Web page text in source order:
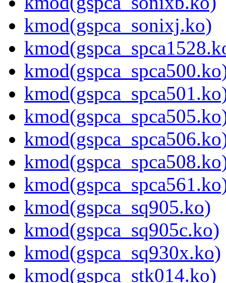
kmod(gspca_sonixj.ko)
kmod(gspca_sq905.ko)
kmod(gspca_sq905c.ko)
kmod(gspca_sq930x.ko)
kmod(gspca_stk014.ko)